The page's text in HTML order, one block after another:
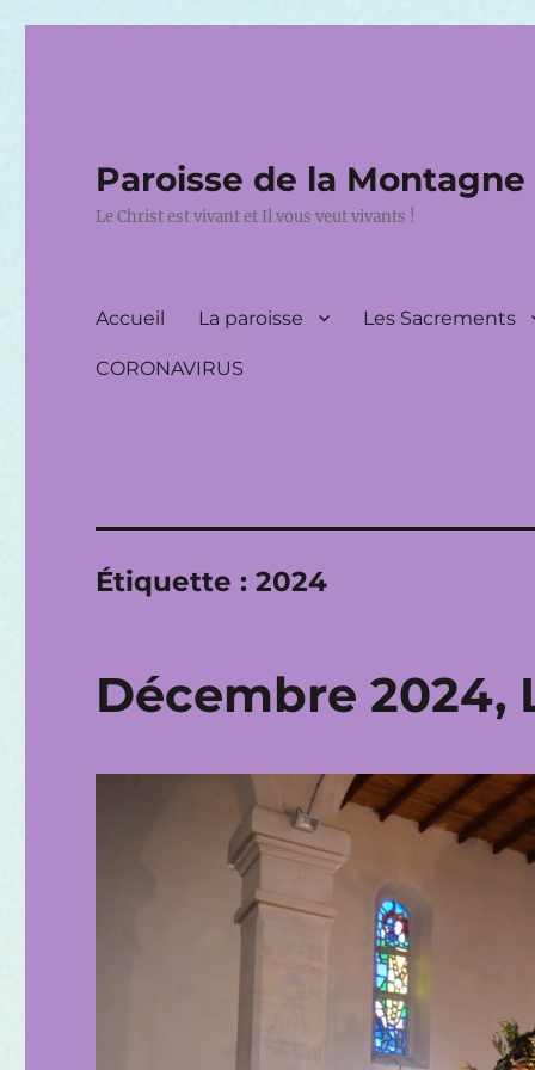
Paroisse de la
Le Christ est vivant et Il vous veut vivants !
Accueil La paroisse Les Sacrements
CORONAVIRUS
Étiquette :2024
Décembre 2024,